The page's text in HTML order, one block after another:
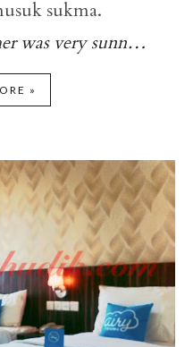
sukma.
was very sunn…
»